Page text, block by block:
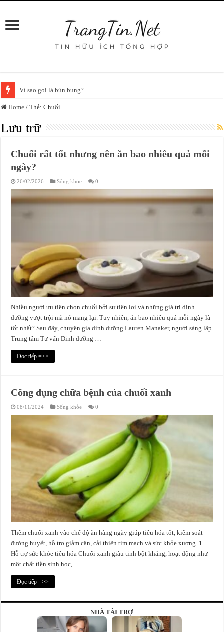
Vì sao gọi là bún bung?
Home / Thẻ:Chuối
Lưu trữ
Chuối rất tốt nhưng nên ăn bao nhiêu quả mỗi
ngày?
26/02/2026 Sống khỏe 0
Nhiều người ưu tiên chọn chuối bởi sự tiện lợi và những giá trị dinh
dưỡng vượt trội mà nó mang lại. Tuy nhiên, ăn bao nhiêu quả mỗi ngày là
tốt nhất? Sau đây, chuyên gia dinh dưỡng Lauren Manaker, người sáng lập
Trung tâm Tư vấn Dinh dưỡng …
Đọc tiếp =>>
Công dụng chữa bệnh của chuối xanh
08/11/2024 Sống khỏe 0
Thêm chuối xanh vào chế độ ăn hàng ngày giúp tiêu hóa tốt, kiểm soát
đường huyết, hỗ trợ giảm cân, cải thiện tim mạch và sức khỏe xương. 1.
Hỗ trợ sức khỏe tiêu hóa Chuối xanh giàu tinh bột kháng, hoạt động như
một chất tiền sinh học, …
Đọc tiếp =>>
NHÀ TÀI TRỢ